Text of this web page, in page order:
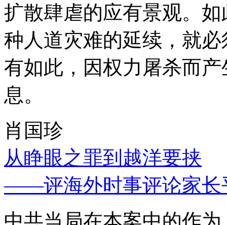
扩散肆虐的应有景观。
种人道灾难的延续，就
有如此，因权力屠杀而
息。
肖国珍
从睁眼之罪到越洋要挟
——评海外时事评论家长